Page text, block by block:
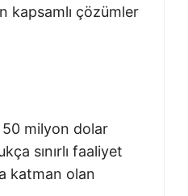
kapsamlı çözümler
50 milyon dolar
sınırlı faaliyet
katman olan